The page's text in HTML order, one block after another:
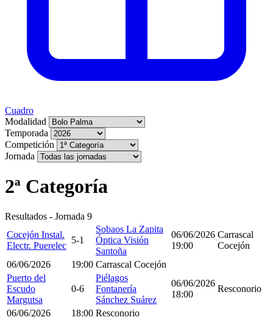
Cuadro
Modalidad
Temporada
Competición
Jornada
2ª Categoría
Resultados - Jornada 9
Cocejón Instal.
Electr. Puerelec
5-1
Sobaos La Zapita
Óptica Visión
Santoña
06/06/2026
19:00
Carrascal
Cocejón
06/06/2026
19:00 Carrascal Cocejón
Puerto del
Escudo
Margutsa
0-6
Piélagos
Fontanería
Sánchez Suárez
06/06/2026
18:00
Resconorio
06/06/2026 18:00 Resconorio